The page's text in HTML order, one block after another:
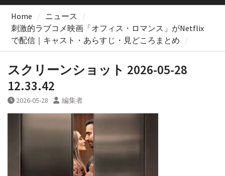
Home
ニュース
刺激的ラブコメ映画「オフィス・ロマンス」がNetflix
で配信｜キャスト・あらすじ・見どころまとめ
スクリーンショット 2026-05-28
12.33.42
2026-05-28 編集者